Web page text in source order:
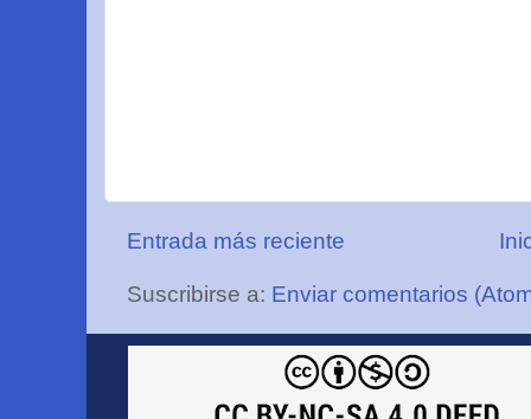
Entrada más reciente
Suscribirse a: Enviar comentarios